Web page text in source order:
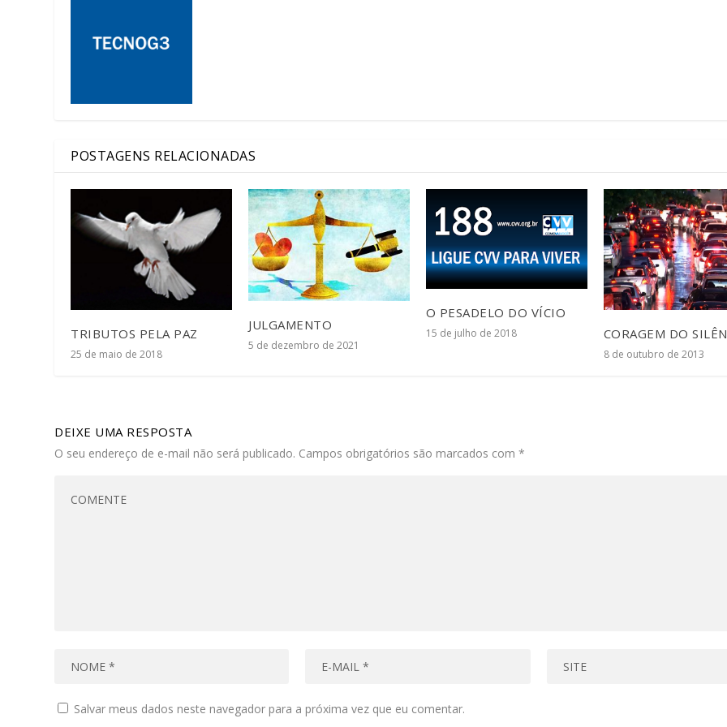
POSTAGENS RELACIONADAS
TRIBUTOS PELA PAZ
25 de maio de 2018
JULGAMENTO
5 de dezembro de 2021
O PESADELO DO VÍCIO
15 de julho de 2018 CORAGEM DO
8 de outubro de 2013
DEIXE UMA RESPOSTA
O seu endereço de e-mail não será publicado. Campos obrigatórios são marcados com*
Salvar meus dados neste navegador para a próxima vez que eu comentar.